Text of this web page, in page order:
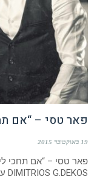
פאר טסי – “אם
19 באוקטובר 2015
פאר טסי – “אם תחכי
DIMITRIOS G.DEKOS עיבוד והפקה מוזיקלית: